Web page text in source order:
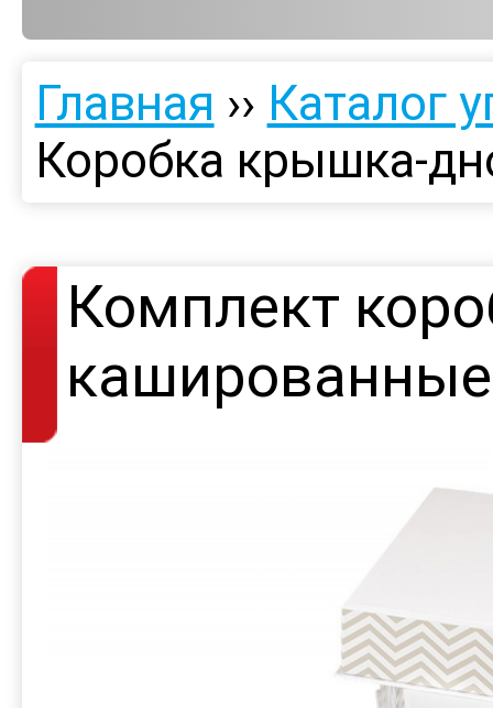
Главная ›› Каталог
Коробка крышка-
Комплект